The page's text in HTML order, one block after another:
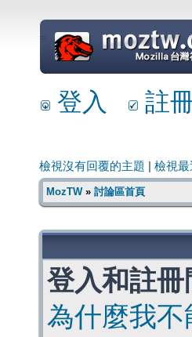
=
登入 註
檢視沒有回覆的主題 檢視最
MozTW» 討論區首頁
登入和註冊
為什麼我不